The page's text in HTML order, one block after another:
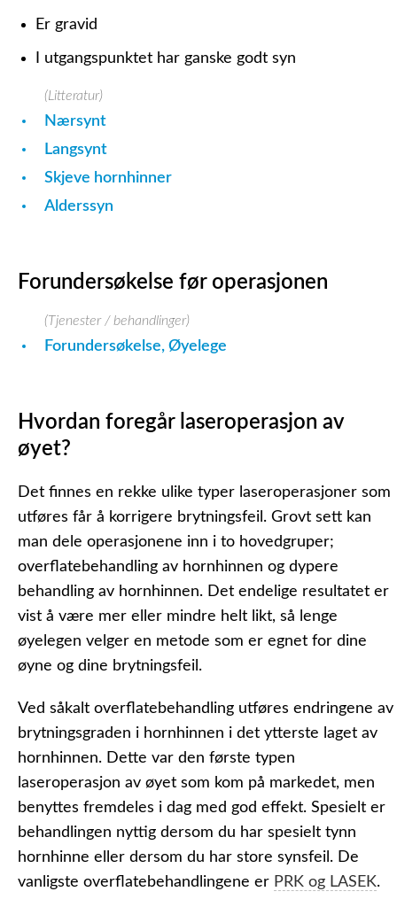
Er gravid
I utgangspunktet har ganske godt syn
(Litteratur)
Nærsynt
Langsynt
Skjeve hornhinner
Alderssyn
Forundersøkelse før operasjonen
(Tjenester / behandlinger)
Forundersøkelse, Øyelege
Hvordan foregår laseroperasjon av
øyet?
Det finnes en rekke ulike typer laseroperasjoner som
utføres får å korrigere brytningsfeil. Grovt sett kan
man dele operasjonene inn i to hovedgruper;
overflatebehandling av hornhinnen og dypere
behandling av hornhinnen. Det endelige resultatet er
vist å være mer eller mindre helt likt, så lenge
øyelegen velger en metode som er egnet for dine
øyne og dine brytningsfeil.
Ved såkalt overflatebehandling utføres endringene av
brytningsgraden i hornhinnen i det ytterste laget av
hornhinnen. Dette var den første typen
laseroperasjon av øyet som kom på markedet, men
benyttes fremdeles i dag med god effekt. Spesielt er
behandlingen nyttig dersom du har spesielt tynn
hornhinne eller dersom du har store synsfeil. De
vanligste overflatebehandlingene er PRK og LASEK.